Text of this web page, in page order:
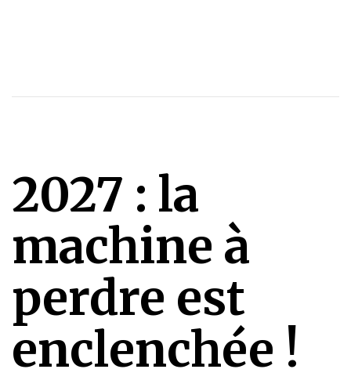
2027 : la
machine à
perdre est
enclenchée !